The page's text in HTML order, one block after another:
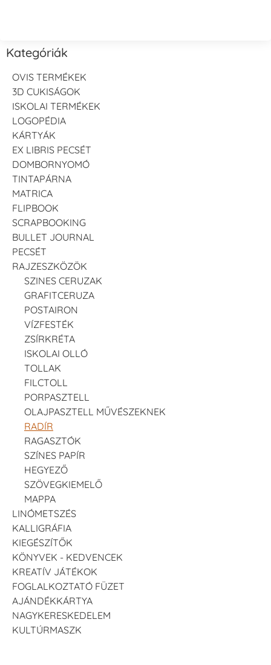
Kategóriák
OVIS TERMÉKEK
3D CUKISÁGOK
ISKOLAI TERMÉKEK
LOGOPÉDIA
KÁRTYÁK
EX LIBRIS PECSÉT
DOMBORNYOMÓ
TINTAPÁRNA
MATRICA
FLIPBOOK
SCRAPBOOKING
BULLET JOURNAL
PECSÉT
RAJZESZKÖZÖK
SZINES CERUZAK
GRAFITCERUZA
POSTAIRON
VÍZFESTÉK
ZSÍRKRÉTA
ISKOLAI OLLÓ
TOLLAK
FILCTOLL
PORPASZTELL
OLAJPASZTELL MŰVÉSZEKNEK
RADÍR
RAGASZTÓK
SZÍNES PAPÍR
HEGYEZŐ
SZÖVEGKIEMELŐ
MAPPA
LINÓMETSZÉS
KALLIGRÁFIA
KIEGÉSZÍTŐK
KÖNYVEK - KEDVENCEK
KREATÍV JÁTÉKOK
FOGLALKOZTATÓ FÜZET
AJÁNDÉKKÁRTYA
NAGYKERESKEDELEM
KULTÚRMASZK